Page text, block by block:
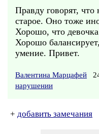
Правду говорят,
старое. Оно тоже
Хорошо, что
Хорошо
умение. Привет.
Валентина Марцафей
нарушении
+ добавить замечания